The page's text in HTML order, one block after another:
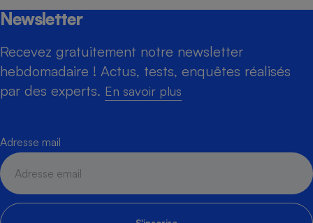
Newsletter
Recevez gratuitement notre newsletter
hebdomadaire ! Actus, tests, enquêtes réalisés
par des experts. En savoir plus
Adresse mail